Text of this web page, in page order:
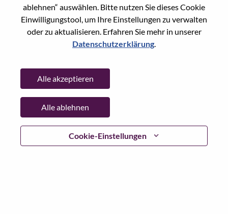
ablehnen“ auswählen. Bitte nutzen Sie dieses Cookie
Einwilligungstool, um Ihre Einstellungen zu verwalten
oder zu aktualisieren. Erfahren Sie mehr in unserer
Datenschutzerklärung.
Cookie-Einstellungen
Alle akzeptieren
Alle ablehnen
Continue
Go Back